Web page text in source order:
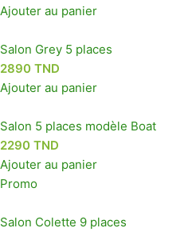
Ajouter au panier
Salon Grey 5 places
2890 TND
Ajouter au panier
Salon 5 places modèle Boat
2290 TND
Ajouter au panier
Promo
Salon Colette 9 places